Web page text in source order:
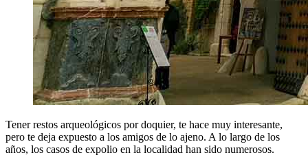
Tener restos arqueológicos por doquier, te hace muy interesante,
pero te deja expuesto a los amigos de lo ajeno. A lo largo de los
años, los casos de expolio en la localidad han sido numerosos.